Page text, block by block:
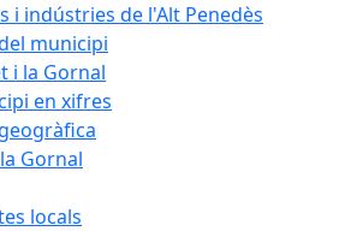
i indústries de l'Alt Penedès
municipi
i la Gornal
en xifres
Gornal
locals